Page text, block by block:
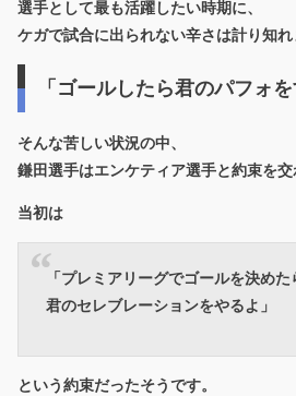
選手として最も活躍したい時期に、
ケガで試合に出られない辛さは計り知れ
「ゴールしたら君のパフォ
そんな苦しい状況の中、
鎌田選手はエンケティア選手と約束を交
当初は
「プレミアリーグでゴールを決めた
君のセレブレーションをやるよ」
という約束だったそうです。